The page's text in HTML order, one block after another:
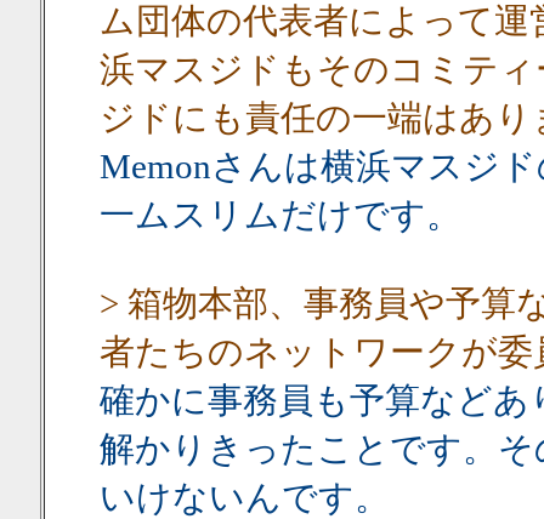
ム団体の代表者によって
浜マスジドもそのコミテ
ジドにも責任の一端はあり
Memonさんは横浜マスジ
一ムスリムだけです。
> 箱物本部、事務員や予算
者たちのネットワークが
確かに事務員も予算など
解かりきったことです。
いけないんです。